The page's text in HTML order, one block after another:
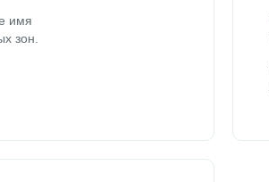
имя
зон.